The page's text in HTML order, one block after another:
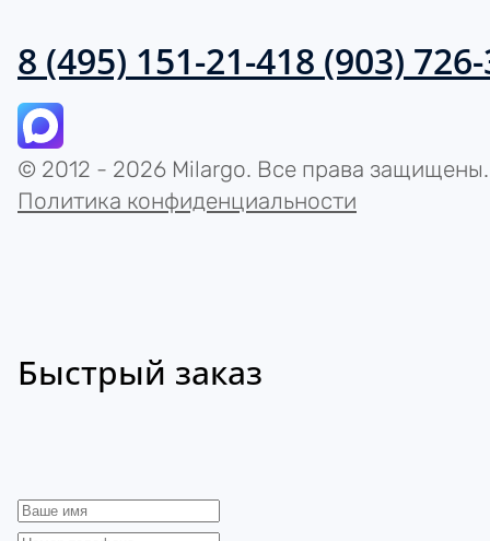
8 (495) 151-21-418 (903)
© 2012 - 2026 Milargo. Все права защищены.
Политика конфиденциальности
Быстрый заказ